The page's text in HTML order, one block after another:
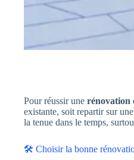
Pour réussir une rénovation
existante, soit repartir sur
la tenue dans le temps,
🛠️ Choisir la bonne